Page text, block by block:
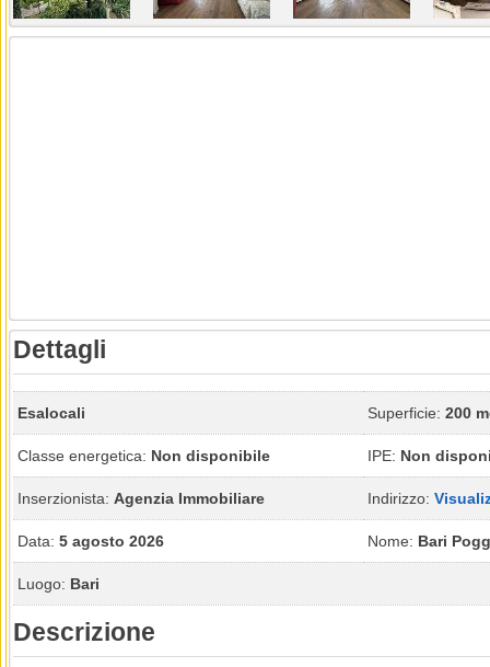
Dettagli
Esalocali Superficie: 200
Classe energetica: Non disponibile IPE: Non
Inserzionista: Agenzia Immobiliare Indirizzo:
Data: 5 agosto 2026 Nome: Bari
Luogo: Bari
Descrizione